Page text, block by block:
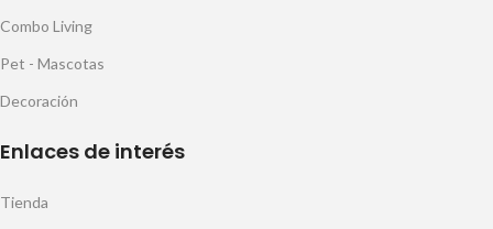
Combo Living
Pet - Mascotas
Decoración
Enlaces de interés
Tienda